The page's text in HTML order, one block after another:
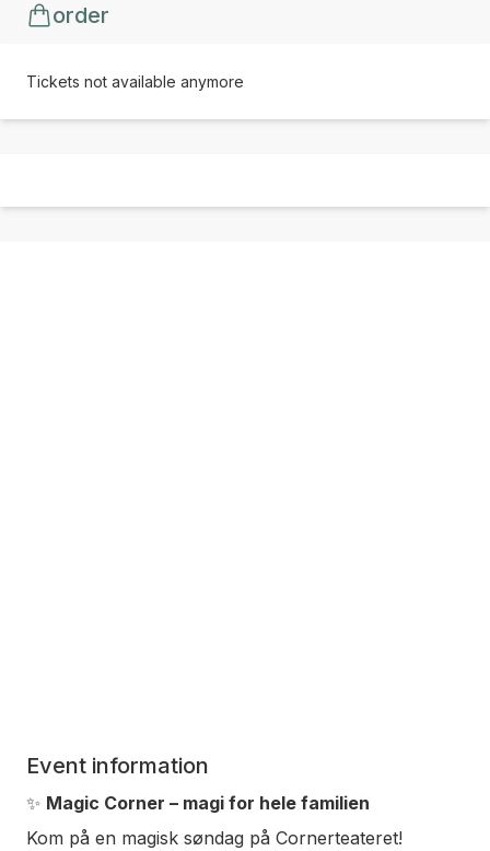
order
Tickets not available anymore
Event information
✨ Magic Corner – magi for hele familien
Kom på en magisk søndag på Cornerteateret!